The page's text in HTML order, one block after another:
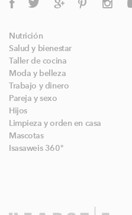
Nutrición
Salud y bienestar
Taller de cocina
Moda y belleza
Trabajo y dinero
Pareja y sexo
Hijos
Limpieza y orden en casa
Mascotas
Isasaweis 360º